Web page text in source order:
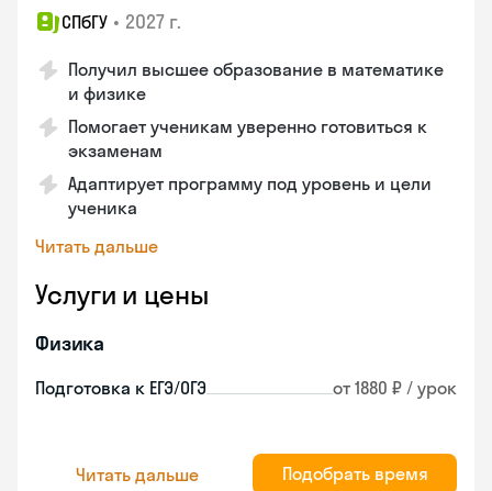
СПбГУ • 2027 г.
Получил высшее образование в математике
и физике
Помогает ученикам уверенно готовиться к
экзаменам
Адаптирует программу под уровень и цели
ученика
Читать дальше
Услуги и цены
Физика
Подготовка к ЕГЭ/ОГЭ от 1880 ₽ / урок
Читать дальше Подобрать время